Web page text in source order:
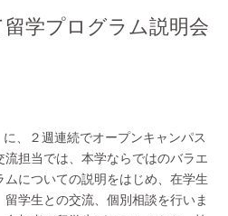
留学プログラム説明会
、２週連続でオープンキャンパス
担当では、本学ならではのバラエ
についての説明をはじめ、在学生
学生との交流、個別相談を行いま